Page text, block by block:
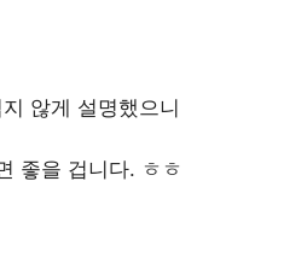
않게 설명했으니
좋을 겁니다. ㅎㅎ